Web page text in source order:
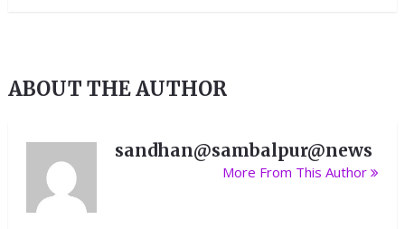
ABOUT THE AUTHOR
sandhan@sambalpur@news
More From This Author